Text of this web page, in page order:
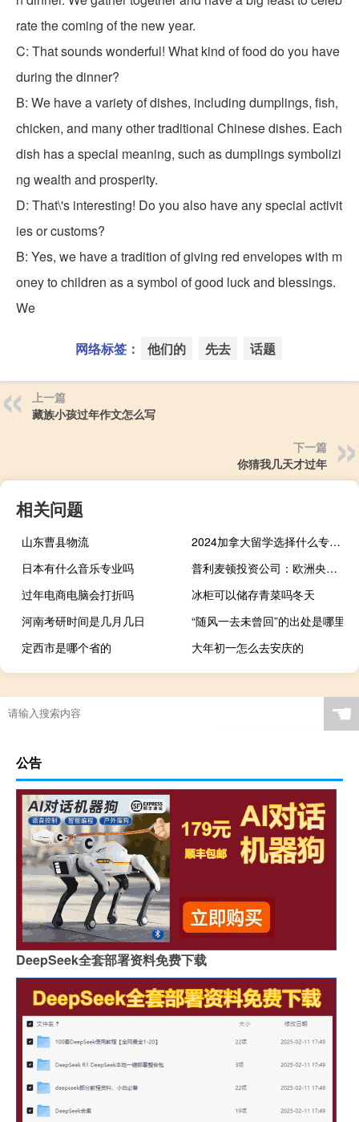
rate the coming of the new year.
C: That sounds wonderful! What kind of food do you have
during the dinner?
B: We have a variety of dishes, including dumplings, fish,
chicken, and many other traditional Chinese dishes. Each
dish has a special meaning, such as dumplings symbolizi
ng wealth and prosperity.
D: That\'s interesting! Do you also have any special activit
ies or customs?
B: Yes, we have a tradition of giving red envelopes with m
oney to children as a symbol of good luck and blessings.
We
网络标签： 他们的 先去 话题
上一篇
藏族小孩过年作文怎么写
下一篇
你猜我几天才过年
相关问题
山东曹县物流
2024加拿大留学选择什么专业好
日本有什么音乐专业吗
普利麦顿投资公司：欧洲央行认为将当前利率水平维持足够长时间足以实现通胀目标
过年电商电脑会打折吗
冰柜可以储存青菜吗冬天
河南考研时间是几月几日
“随风一去未曾回”的出处是哪里
定西市是哪个省的
大年初一怎么去安庆的
☚
公告
DeepSeek全套部署资料免费下载